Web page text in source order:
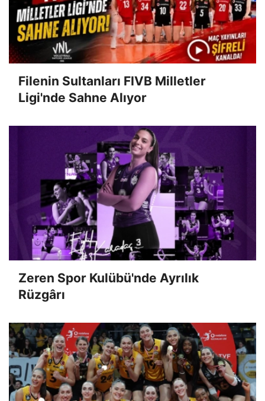
Filenin Sultanları FIVB Milletler
Ligi'nde Sahne Alıyor
Zeren Spor Kulübü'nde Ayrılık
Rüzgârı